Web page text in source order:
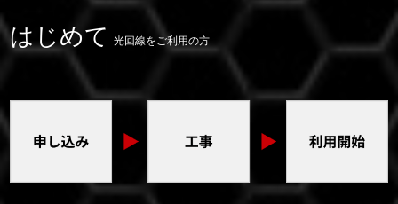
はじめて 光回線をご利用の方